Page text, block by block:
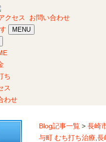
クセス
お問い合わせ
MENU
ち
ス
わせ
Blog記事一覧 > 長崎
与町 むち打ち治療 長